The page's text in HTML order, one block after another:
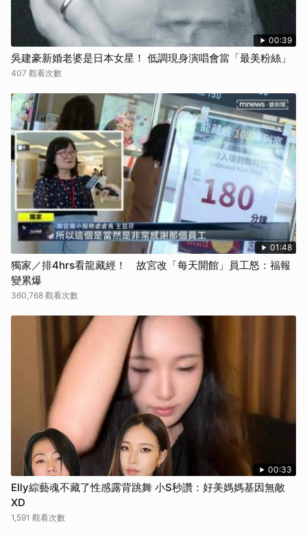
00:39
吳建豪新婚老婆是日本女星！ 低調現身演唱會當「最美粉絲」
407 觀看次數
01:48
獨家／排4hrs看龍藏經！ 故宮改「每天開館」員工怒：福報
變累爆
360,768 觀看次數
00:33
Elly綜藝魂不藏了性感露背跳舞 小S秒讚：好美媽媽基因無敵
XD
1,591 觀看次數
取消